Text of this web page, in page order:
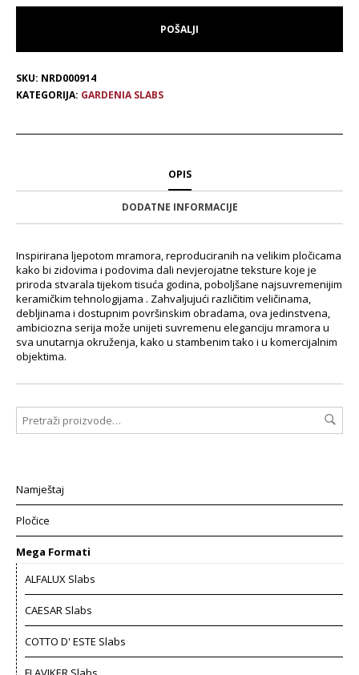
SKU: NRD000914
KATEGORIJA: GARDENIA SLABS
OPIS
DODATNE INFORMACIJE
Inspirirana ljepotom mramora, reproduciranih na velikim pločicama
kako bi zidovima i podovima dali nevjerojatne teksture koje je
priroda stvarala tijekom tisuća godina, poboljšane najsuvremenijim
keramičkim tehnologijama . Zahvaljujući različitim veličinama,
debljinama i dostupnim površinskim obradama, ova jedinstvena,
ambiciozna serija može unijeti suvremenu eleganciju mramora u
sva unutarnja okruženja, kako u stambenim tako i u komercijalnim
objektima.
Namještaj
Pločice
Mega Formati
ALFALUX Slabs
CAESAR Slabs
COTTO D' ESTE Slabs